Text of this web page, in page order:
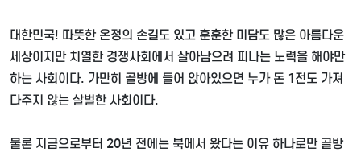
대한민국! 따뜻한 온정의 손길도 있고 훈훈한 미담도 많은 아름다운
세상이지만 치열한 경쟁사회에서 살아남으려 피나는 노력을 해야만
하는 사회이다. 가만히 골방에 들어 앉아있으면 누가 돈 1전도 가져
다주지 않는 살벌한 사회이다.
물론 지금으로부터 20년 전에는 북에서 왔다는 이유 하나로만 골방